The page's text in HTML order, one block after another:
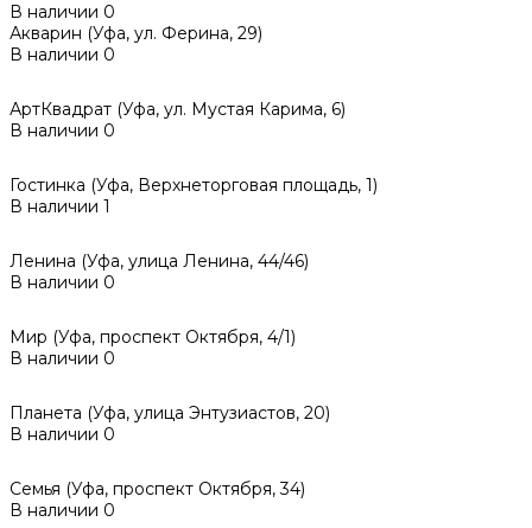
В наличии 0
Акварин (Уфа, ул. Ферина, 29)
В наличии 0
АртКвадрат (Уфа, ул. Мустая Карима, 6)
В наличии 0
Гостинка (Уфа, Верхнеторговая площадь, 1)
В наличии 1
Ленина (Уфа, улица Ленина, 44/46)
В наличии 0
Мир (Уфа, проспект Октября, 4/1)
В наличии 0
Планета (Уфа, улица Энтузиастов, 20)
В наличии 0
Семья (Уфа, проспект Октября, 34)
В наличии 0